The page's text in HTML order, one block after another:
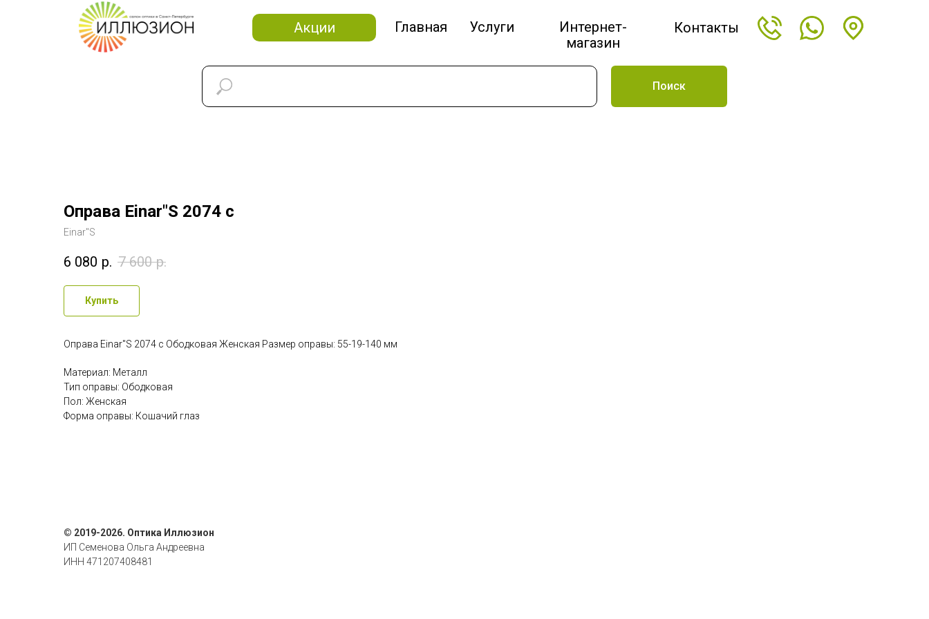
Главная Услуги
Интернет-
магазин
Контакты
Акции
Поиск
Оправа Einar"S 2074 c
Einar"S
6 080 р. 7 600 р.
Купить
Оправа Einar"S 2074 c Ободковая Женская Размер оправы: 55-19-140 мм
Материал: Металл
Тип оправы: Ободковая
Пол: Женская
Форма оправы: Кошачий глаз
© 2019-2026. Оптика Иллюзион
ИП Семенова Ольга Андреевна
ИНН 471207408481